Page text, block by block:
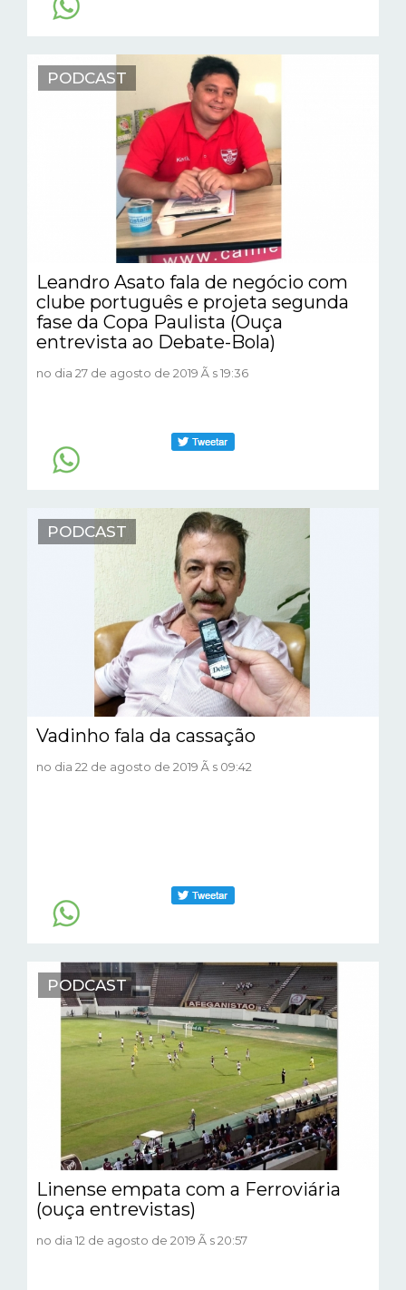
PODCAST
Leandro Asato fala de negócio com
clube português e projeta segunda
fase da Copa Paulista (Ouça
entrevista ao Debate-Bola)
no dia 27 de agosto de 2019 Ã s 19:36
PODCAST
Vadinho fala da cassação
no dia 22 de agosto de 2019 Ã s 09:42
PODCAST
Linense empata com a Ferroviária
(ouça entrevistas)
no dia 12 de agosto de 2019 Ã s 20:57